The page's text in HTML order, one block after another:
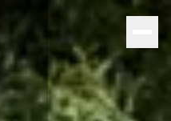
meilleures offres |